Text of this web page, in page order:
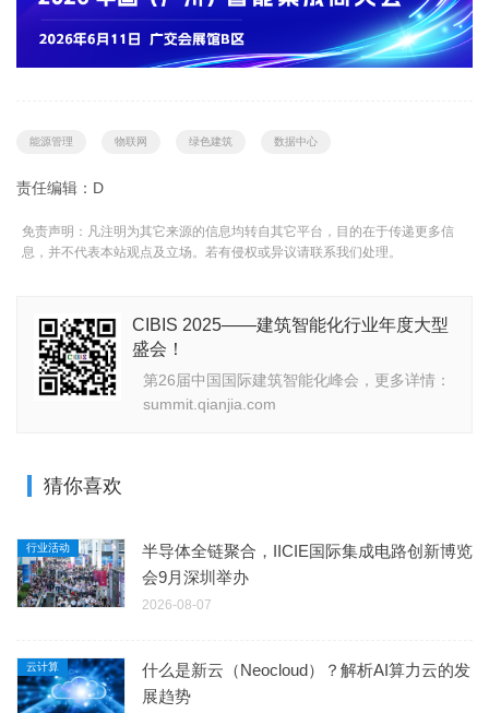
能源管理 物联网 绿色建筑 数据中心
责任编辑：D
免责声明：凡注明为其它来源的信息均转自其它平台，目的在于传递更多信
息，并不代表本站观点及立场。若有侵权或异议请联系我们处理。
CIBIS 2025——建筑智能化行业年度大型
盛会！
第26届中国国际建筑智能化峰会，更多详情：
summit.qianjia.com
猜你喜欢
行业活动
半导体全链聚合，IICIE国际集成电路创新博览
会9月深圳举办
2026-08-07
云计算
什么是新云（Neocloud）？解析AI算力云的发
展趋势